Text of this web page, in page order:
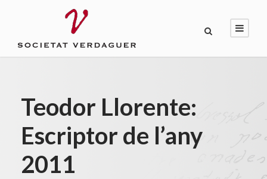
Teodor Llorente:
Escriptor de l’any
2011